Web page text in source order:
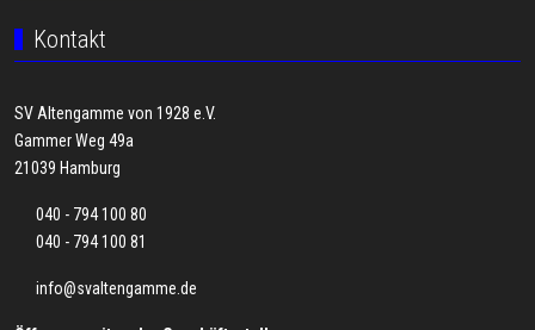
Kontakt
SV Altengamme von 1928 e.V.
Gammer Weg 49a
21039 Hamburg
040 - 794 100 80
040 - 794 100 81
info@svaltengamme.de